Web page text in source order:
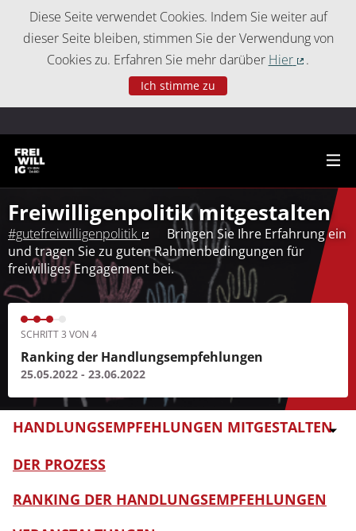
Diese Seite verwendet Cookies. Indem Sie weiter auf
dieser Seite bleiben, stimmen Sie der Verwendung von
Cookies zu. Erfahren Sie mehr darüber Hier
.
Ich stimme zu
Freiwilligenpolitik mitgestalten
#gutefreiwilligenpolitik
(Externer Link)
Bringen Sie Ihre Erfahrung ein
und tragen Sie zu guten Rahmenbedingungen für
freiwilliges Engagement bei.
SCHRITT 3 VON 4
Ranking der Handlungsempfehlungen
25.05.2022 - 23.06.2022
HANDLUNGSEMPFEHLUNGEN MITGESTALTEN
DER PROZESS
RANKING DER HANDLUNGSEMPFEHLUNGEN
Cookie-Einstellungen